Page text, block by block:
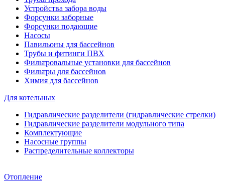
Устройства забора воды
Форсунки заборные
Форсунки подающие
Насосы
Павильоны для бассейнов
Трубы и фитинги ПВХ
Фильтровальные установки для бассейнов
Фильтры для бассейнов
Химия для бассейнов
Для котельных
Гидравлические разделители (гидравлические стрелки)
Гидравлические разделители модульного типа
Комплектующие
Насосные группы
Распределительные коллекторы
Отопление